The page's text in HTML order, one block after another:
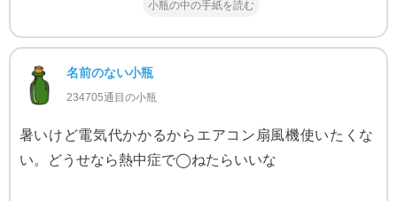
小瓶の中の手紙を読む
名前のない小瓶
234705通目の小瓶
暑いけど電気代かかるからエアコン扇風機使いたくな
い。どうせなら熱中症で◯ねたらいいな